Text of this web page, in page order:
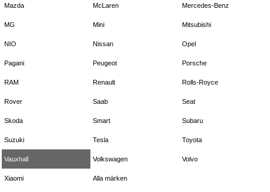
Mazda McLaren Mercedes-Benz
MG Mini Mitsubishi
NIO Nissan Opel
Pagani Peugeot Porsche
RAM Renault Rolls-Royce
Rover Saab Seat
Skoda Smart Subaru
Suzuki Tesla Toyota
Vauxhall Volkswagen Volvo
Xiaomi Alla märken